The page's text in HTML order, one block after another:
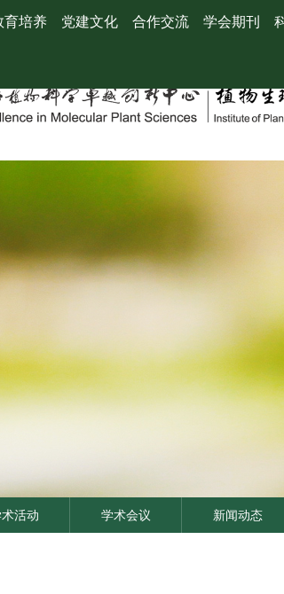
育培养 党建文化 合作交流 学会期刊
活动 学术会议 新闻动态